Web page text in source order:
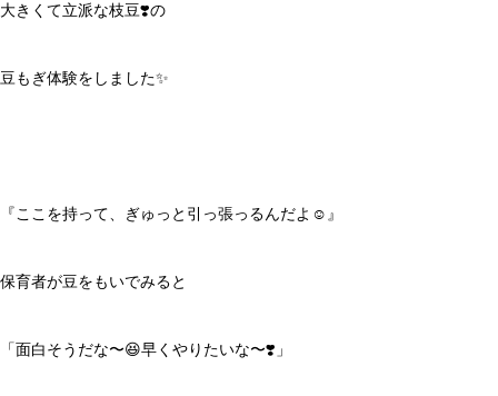
大きくて立派な枝豆❣️の
豆もぎ体験をしました✨
『ここを持って、ぎゅっと引っ張っるんだよ☺️』
保育者が豆をもいでみると
「面白そうだな〜😆早くやりたいな〜❣️」